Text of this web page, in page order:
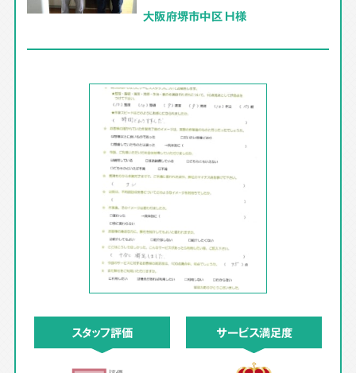
大阪府堺市中区 H様
スタッフ評価 サービス満足度